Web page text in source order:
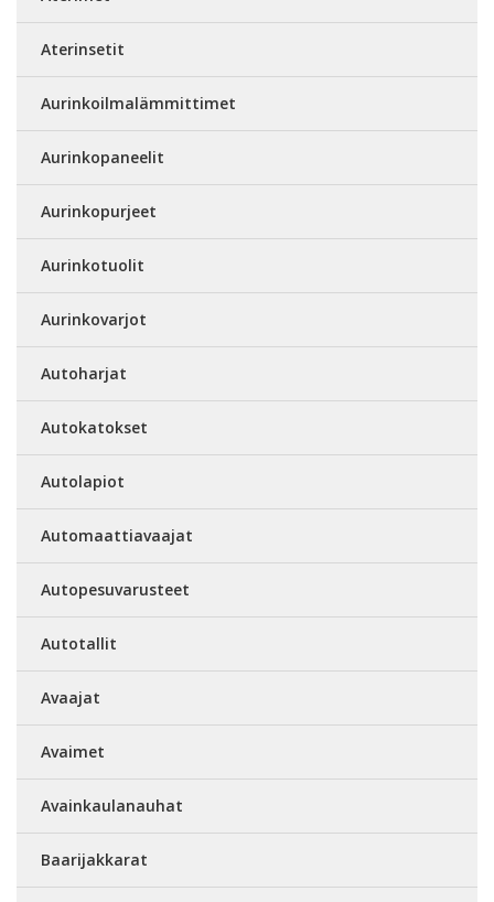
Aterinsetit
Aurinkoilmalämmittimet
Aurinkopaneelit
Aurinkopurjeet
Aurinkotuolit
Aurinkovarjot
Autoharjat
Autokatokset
Autolapiot
Automaattiavaajat
Autopesuvarusteet
Autotallit
Avaajat
Avaimet
Avainkaulanauhat
Baarijakkarat